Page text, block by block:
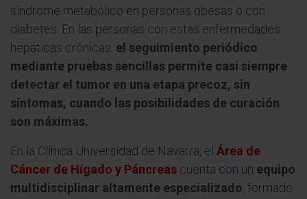
síndrome metabólico en personas obesas o con
diabetes. En las personas con estas enfermedades
hepáticas crónicas, el seguimiento periódico
mediante pruebas sencillas permite casi siempre
detectar el tumor en una etapa precoz, sin
síntomas, cuando las posibilidades de curación
son máximas.
En la Clínica Universidad de Navarra, el Área de
Cáncer de Hígado y Páncreas cuenta con un equipo
multidisciplinar altamente especializado, formado